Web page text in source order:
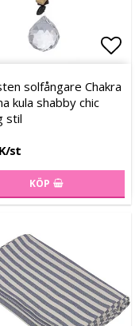
i favoritlistan
i favoritlistan
solfångare Chakra
kula shabby chic
stil
st
KÖP